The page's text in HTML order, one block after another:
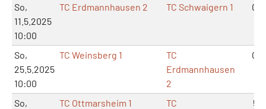
So,
11.5.2025
10:00
TC Erdmannhausen 2 TC Schwaigern 1 0:6
So,
25.5.2025
10:00
TC Weinsberg 1
TC
Erdmannhausen
2
0:6
So,
TC Ottmarsheim 1
TC
5:1